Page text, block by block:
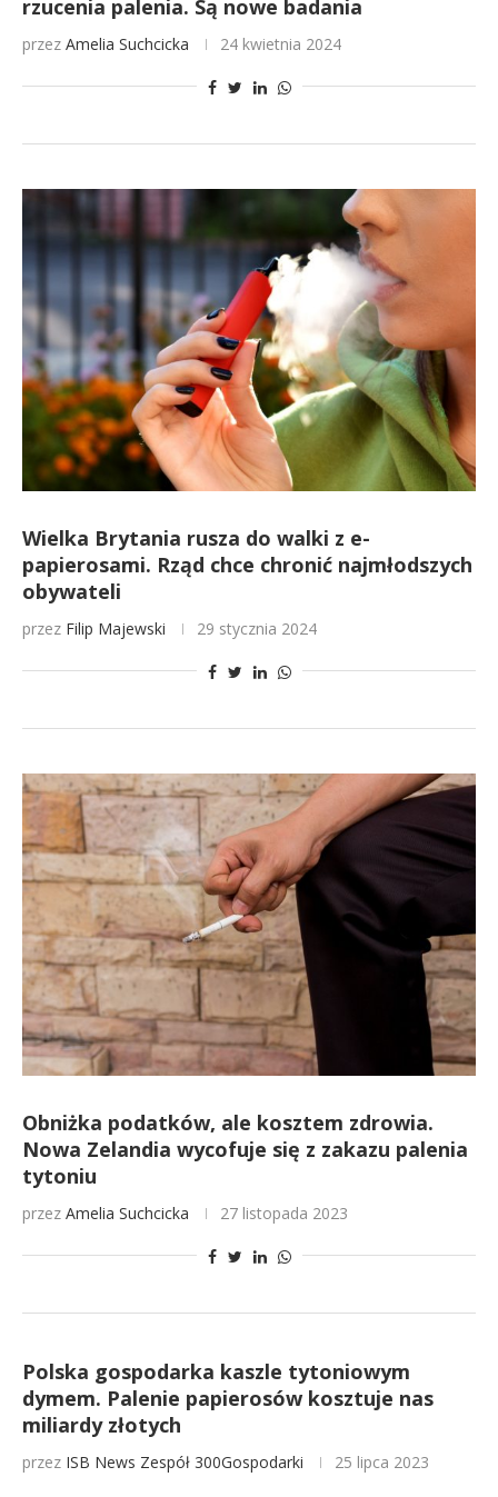
rzucenia palenia. Są nowe badania
przez Amelia Suchcicka 24 kwietnia 2024
Wielka Brytania rusza do walki z e-
papierosami. Rząd chce chronić najmłodszych
obywateli
przez Filip Majewski 29 stycznia 2024
Obniżka podatków, ale kosztem zdrowia.
Nowa Zelandia wycofuje się z zakazu palenia
tytoniu
przez Amelia Suchcicka 27 listopada 2023
Polska gospodarka kaszle tytoniowym
dymem. Palenie papierosów kosztuje nas
miliardy złotych
przez ISB News Zespół 300Gospodarki 25 lipca 2023